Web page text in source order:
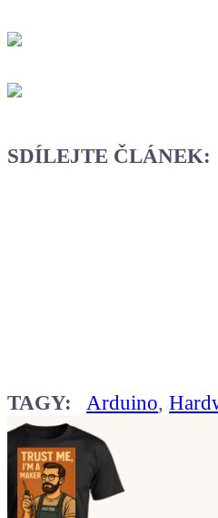
SDÍLEJTE ČLÁNEK:
TAGY: Arduino,